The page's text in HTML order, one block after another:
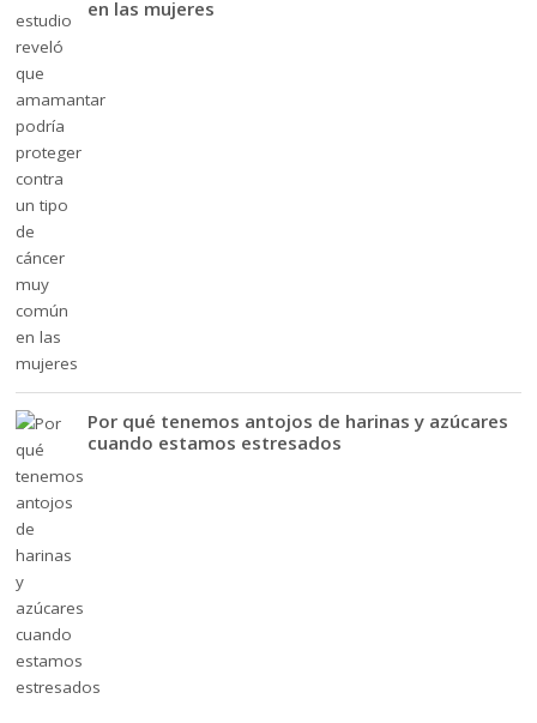
en las mujeres
Por qué tenemos antojos de harinas y azúcares
cuando estamos estresados